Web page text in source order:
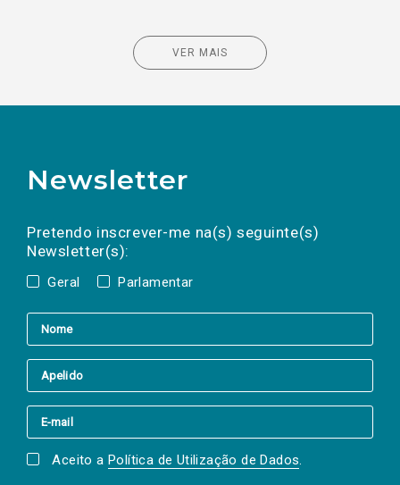
VER MAIS
Newsletter
Pretendo inscrever-me na(s) seguinte(s)
Newsletter(s):
Geral Parlamentar
a(s) newsletter(s).
mail
Aceito a Política de Utilização de Dados.